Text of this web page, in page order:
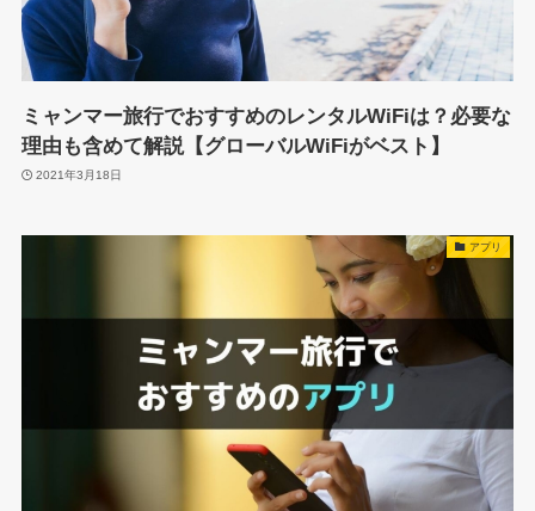
ミャンマー旅行でおすすめのレンタルWiFiは？必要な
理由も含めて解説【グローバルWiFiがベスト】
2021年3月18日
アプリ